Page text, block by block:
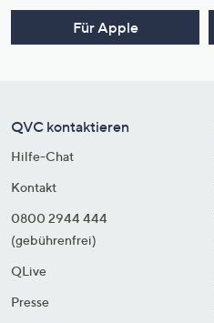
Für Apple
QVC kontaktieren
Hilfe-Chat
Kontakt
0800 2944 444
(gebührenfrei)
QLive
Presse